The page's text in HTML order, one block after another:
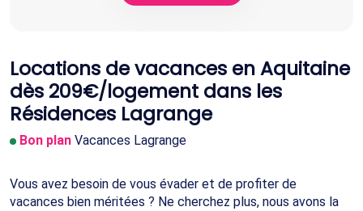
Locations de vacances en Aquitaine
dès 209€/logement dans les
Résidences Lagrange
Bon plan Vacances Lagrange
Vous avez besoin de vous évader et de profiter de
vacances bien méritées ? Ne cherchez plus, nous avons la